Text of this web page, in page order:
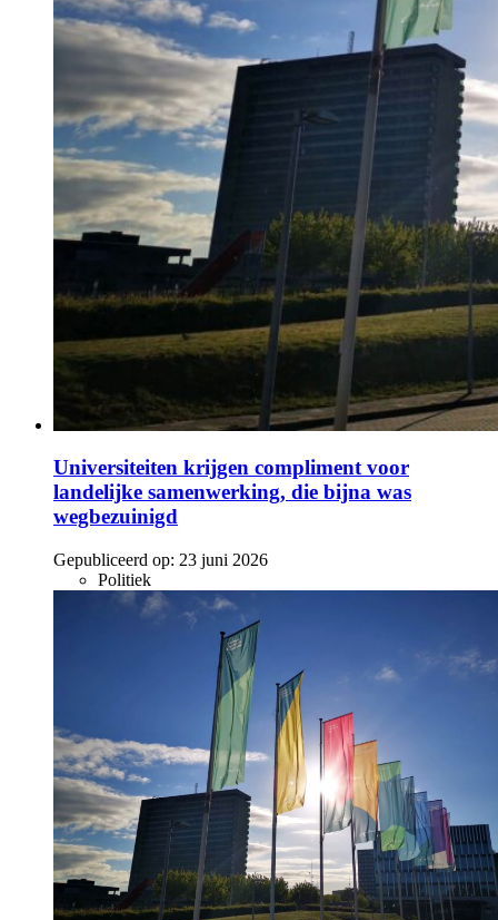
Universiteiten krijgen compliment voor
landelijke samenwerking, die bijna was
wegbezuinigd
Gepubliceerd op: 23 juni 2026
Politiek